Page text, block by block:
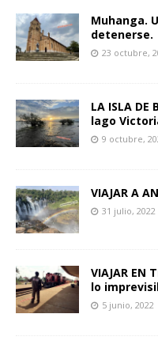
Muhanga.
detenerse.
23 octubre,
LA ISLA
lago
9 octubre,
VIAJAR A
31 julio, 2022
VIAJAR EN
lo
5 junio, 2022